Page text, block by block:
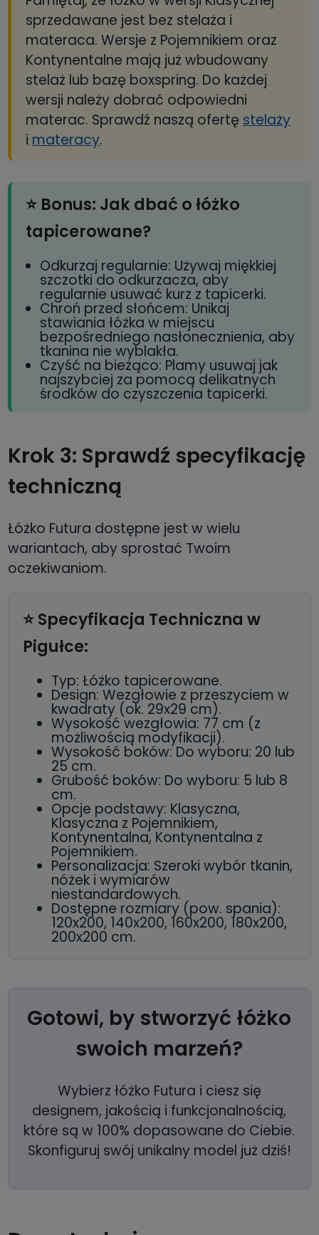
sprzedawane jest bez stelaża i
materaca. Wersje z Pojemnikiem oraz
Kontynentalne mają już wbudowany
stelaż lub bazę boxspring. Do każdej
wersji należy dobrać odpowiedni
materac. Sprawdź naszą ofertę stelaży
i materacy.
⭐ Bonus: Jak dbać o łóżko
tapicerowane?
Odkurzaj regularnie: Używaj miękkiej
szczotki do odkurzacza, aby
regularnie usuwać kurz z tapicerki.
Chroń przed słońcem: Unikaj
stawiania łóżka w miejscu
bezpośredniego nasłonecznienia, aby
tkanina nie wyblakła.
Czyść na bieżąco: Plamy usuwaj jak
najszybciej za pomocą delikatnych
środków do czyszczenia tapicerki.
Krok 3: Sprawdź specyfikację
techniczną
Łóżko Futura dostępne jest w wielu
wariantach, aby sprostać Twoim
oczekiwaniom.
⭐ Specyfikacja Techniczna w
Pigułce:
Typ: Łóżko tapicerowane.
Design: Wezgłowie z przeszyciem w
kwadraty (ok. 29x29 cm).
Wysokość wezgłowia: 77 cm (z
możliwością modyfikacji).
Wysokość boków: Do wyboru: 20 lub
25 cm.
Grubość boków: Do wyboru: 5 lub 8
cm.
Opcje podstawy: Klasyczna,
Klasyczna z Pojemnikiem,
Kontynentalna, Kontynentalna z
Pojemnikiem.
Personalizacja: Szeroki wybór tkanin,
nóżek i wymiarów
niestandardowych.
Dostępne rozmiary (pow. spania):
120x200, 140x200, 160x200, 180x200,
200x200 cm.
Gotowi, by stworzyć łóżko
swoich marzeń?
Wybierz łóżko Futura i ciesz się
designem, jakością i funkcjonalnością,
które są w 100% dopasowane do Ciebie.
Skonfiguruj swój unikalny model już dziś!